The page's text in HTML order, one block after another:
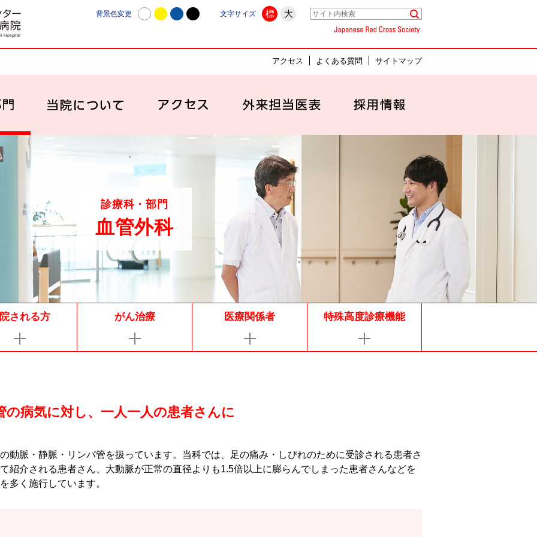
日本赤十字社愛知医療センター名古屋第一病院 | 愛知県名古屋市中村区
背景色変更 文字サイズ 標 大
アクセス よくある質問 サイトマップ
診療科・部門 当院について アクセス 外来担当医表
診療科・部門
血管外科
される方 がん治療 医療関係者 特殊高度診療機能
の病気に対し、一人一人の患者さんに
動脈・静脈・リンパ管を扱っています。当科では、足の痛み・しびれのために受診される患者さ
紹介される患者さん、大動脈が正常の直径よりも1.5倍以上に膨らんでしまった患者さんなどを
多く施行しています。